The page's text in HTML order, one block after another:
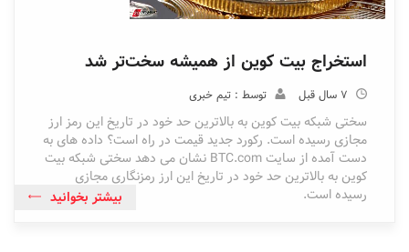
استخراج بیت کوین از همیشه سخت‌تر شد
7 سال قبل توسط : تیم خبری
سختی شبکه بیت کوین به بالاترین حد خود در تاریخ این رمز ارز
مجازی رسیده است. رکورد جدید قیمت در راه است؟ داده های به
دست آمده از سایت BTC.com نشان می دهد سختی شبکه بیت
کوین به بالاترین حد خود در تاریخ این ارز رمزنگاری مجازی
رسیده است.
بیشتر بخوانید